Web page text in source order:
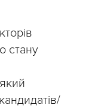
стану